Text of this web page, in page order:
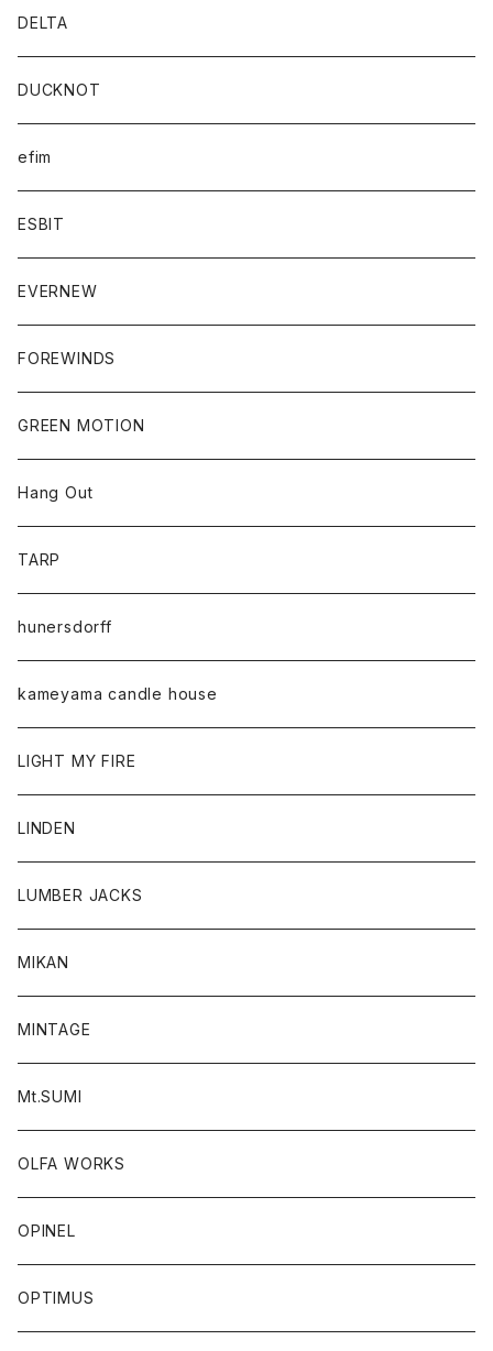
DELTA
DUCKNOT
efim
ESBIT
EVERNEW
FOREWINDS
GREEN MOTION
Hang Out
TARP
hunersdorff
kameyama candle house
LIGHT MY FIRE
LINDEN
LUMBER JACKS
MIKAN
MINTAGE
Mt.SUMI
OLFA WORKS
OPINEL
OPTIMUS